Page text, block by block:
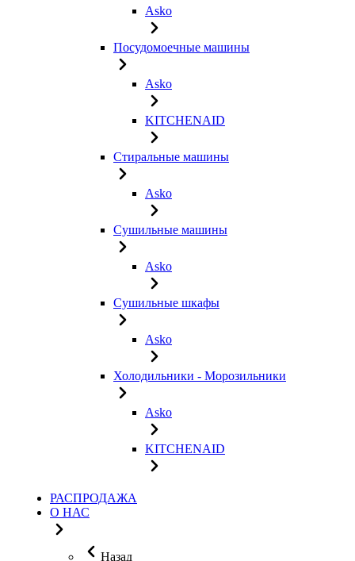
Asko
Посудомоечные машины
Asko
KITCHENAID
Стиральные машины
Asko
Сушильные машины
Asko
Сушильные шкафы
Asko
Холодильники - Морозильники
Asko
KITCHENAID
РАСПРОДАЖА
О НАС
Назад